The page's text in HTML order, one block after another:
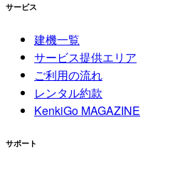
サービス
建機一覧
サービス提供エリア
ご利用の流れ
レンタル約款
KenkiGo MAGAZINE
サポート